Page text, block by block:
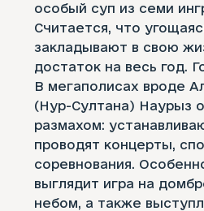
особый суп из семи
Считается, что
закладывают в свою
достаток на весь год.
В мегаполисах вроде
(Нур-Султана) Наурыз
размахом:
проводят концерты,
соревнования.
выглядит игра на
небом, а также